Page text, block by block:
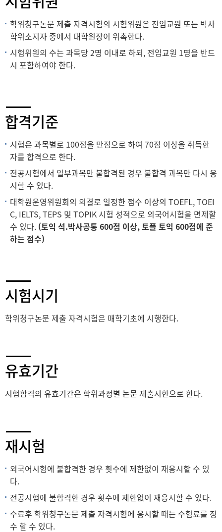
학위청구논문 제출 자격시험의 시험위원은 전임교원 또는 박사
학위소지자 중에서 대학원장이 위촉한다.
시험위원의 수는 과목당 2명 이내로 하되, 전임교원 1명을 반드
시 포함하여야 한다.
합격기준
시험은 과목별로 100점을 만점으로 하여 70점 이상을 취득한
자를 합격으로 한다.
전공시험에서 일부과목만 불합격된 경우 불합격 과목만 다시 응
시할 수 있다.
대학원운영위원회의 의결로 일정한 점수 이상의 TOEFL, TOEI
C, IELTS, TEPS 및 TOPIK 시험 성적으로 외국어시험을 면제할
수 있다. (토익 석.박사공통 600점 이상, 토플 토익 600점에 준
하는 점수)
시험시기
학위청구논문 제출 자격시험은 매학기초에 시행한다.
유효기간
시험합격의 유효기간은 학위과정별 논문 제출시한으로 한다.
재시험
외국어시험에 불합격한 경우 횟수에 제한없이 재응시할 수 있
다.
전공시험에 불합격한 경우 횟수에 제한없이 재응시할 수 있다.
수료후 학위청구논문 제출 자격시험에 응시할 때는 수험료를 징
수 할 수 있다.